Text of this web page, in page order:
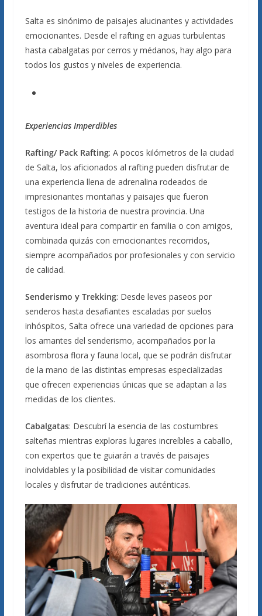
Salta es sinónimo de paisajes alucinantes y actividades
emocionantes. Desde el rafting en aguas turbulentas
hasta cabalgatas por cerros y médanos, hay algo para
todos los gustos y niveles de experiencia.
Experiencias Imperdibles
Rafting/ Pack Rafting: A pocos kilómetros de la ciudad
de Salta, los aficionados al rafting pueden disfrutar de
una experiencia llena de adrenalina rodeados de
impresionantes montañas y paisajes que fueron
testigos de la historia de nuestra provincia. Una
aventura ideal para compartir en familia o con amigos,
combinada quizás con emocionantes recorridos,
siempre acompañados por profesionales y con servicio
de calidad.
Senderismo y Trekking: Desde leves paseos por
senderos hasta desafiantes escaladas por suelos
inhóspitos, Salta ofrece una variedad de opciones para
los amantes del senderismo, acompañados por la
asombrosa flora y fauna local, que se podrán disfrutar
de la mano de las distintas empresas especializadas
que ofrecen experiencias únicas que se adaptan a las
medidas de los clientes.
Cabalgatas: Descubrí la esencia de las costumbres
salteñas mientras exploras lugares increíbles a caballo,
con expertos que te guiarán a través de paisajes
inolvidables y la posibilidad de visitar comunidades
locales y disfrutar de tradiciones auténticas.